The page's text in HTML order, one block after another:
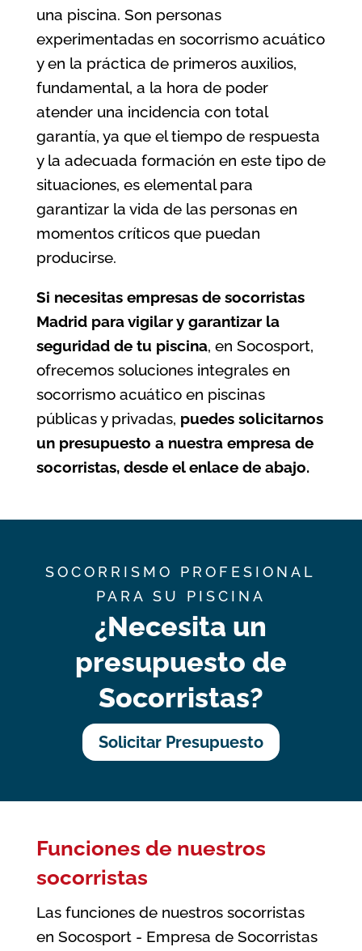
una piscina. Son personas
experimentadas en socorrismo acuático
y en la práctica de primeros auxilios,
fundamental, a la hora de poder
atender una incidencia con total
garantía, ya que el tiempo de respuesta
y la adecuada formación en este tipo de
situaciones, es elemental para
garantizar la vida de las personas en
momentos críticos que puedan
producirse.
Si necesitas empresas de socorristas
Madridpara vigilar y garantizar la
seguridad de tu piscina, en Socosport,
ofrecemos soluciones integrales en
socorrismo acuático en piscinas
públicas y privadas, puedes solicitarnos
un presupuesto a nuestra empresa de
socorristas, desde el enlace de abajo.
SOCORRISMO PROFESIONAL
PARA SU PISCINA
¿Necesita un
presupuesto de
Socorristas?
Solicitar Presupuesto
Funciones de nuestros
socorristas
Las funciones de nuestros socorristas
en Socosport - Empresa de Socorristas